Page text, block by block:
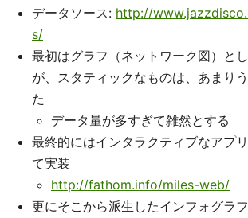
データソース: http://
s/
最初はグラフ（ネットワーク図）と
が、スタティックなものは、あまり
た
データ量が多すぎて雑然とする
最終的にはインタラクティブなアプ
て実装
http://fathom.info/miles-web/
更にそこから派生したインフォグラ